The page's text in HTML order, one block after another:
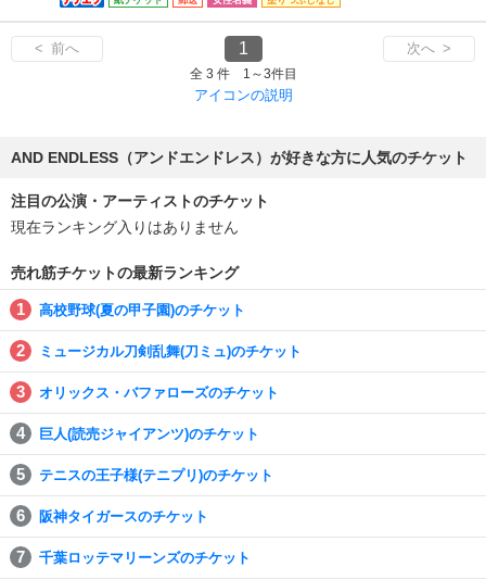
< 前へ 1 次へ >
全 3 件 1～3件目
アイコンの説明
AND ENDLESS（アンドエンドレス）が好きな方に人気のチケット
注目の公演・アーティストのチケット
現在ランキング入りはありません
売れ筋チケットの最新ランキング
高校野球(夏の甲子園)のチケット
ミュージカル刀剣乱舞(刀ミュ)のチケット
オリックス・バファローズのチケット
巨人(読売ジャイアンツ)のチケット
テニスの王子様(テニプリ)のチケット
阪神タイガースのチケット
千葉ロッテマリーンズのチケット